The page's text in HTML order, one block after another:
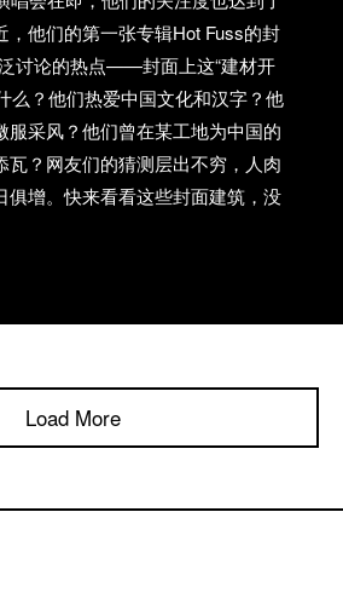
，他们的第一张专辑Hot Fuss的封
讨论的热点——封面上这“建材开
么？他们热爱中国文化和汉字？他
服采风？他们曾在某工地为中国的
瓦？网友们的猜测层出不穷，人肉
俱增。快来看看这些封面建筑，没
Load More